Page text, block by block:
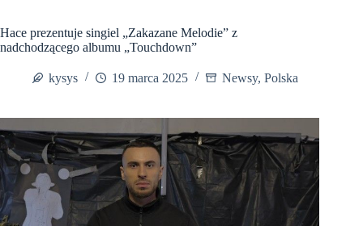
Hace prezentuje singiel „Zakazane Melodie” z
nadchodzącego albumu „Touchdown”
kysys 19 marca 2025 Newsy, Polska